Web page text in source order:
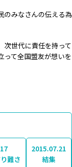
のみなさんの伝える為
世代に責任を持って
って全国盟友が想いを
難さ
2015.07.21
結集